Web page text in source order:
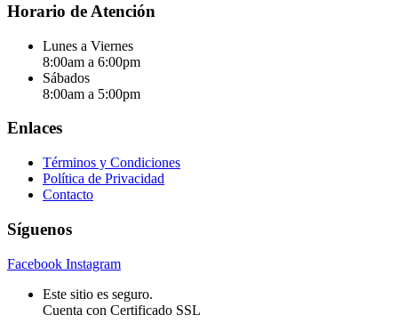
Horario de Atención
Lunes a Viernes
8:00am a 6:00pm
Sábados
8:00am a 5:00pm
Enlaces
Términos y Condiciones
Política de Privacidad
Contacto
Síguenos
Facebook Instagram
Este sitio es seguro.
Cuenta con Certificado SSL